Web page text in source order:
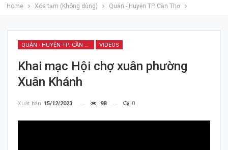
Home Xóa tạm (Không dùng) Quận - Huyện TP. Cần Thơ
QUẬN - HUYỆN TP. CẦN THƠ VIDEOS
Khai mạc Hội chợ xuân phường
Xuân Khánh
Xuất bản 15/12/2023 98 0